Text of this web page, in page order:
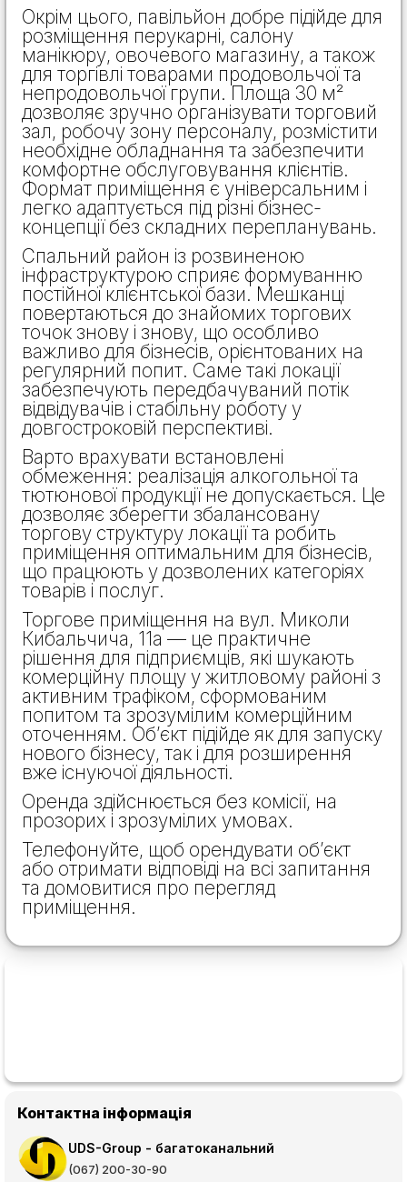
Окрім цього, павільйон добре підійде для
розміщення перукарні, салону
манікюру, овочевого магазину, а також
для торгівлі товарами продовольчої та
непродовольчої групи. Площа 30 м²
дозволяє зручно організувати торговий
зал, робочу зону персоналу, розмістити
необхідне обладнання та забезпечити
комфортне обслуговування клієнтів.
Формат приміщення є універсальним і
легко адаптується під різні бізнес-
концепції без складних перепланувань.
Спальний район із розвиненою
інфраструктурою сприяє формуванню
постійної клієнтської бази. Мешканці
повертаються до знайомих торгових
точок знову і знову, що особливо
важливо для бізнесів, орієнтованих на
регулярний попит. Саме такі локації
забезпечують передбачуваний потік
відвідувачів і стабільну роботу у
довгостроковій перспективі.
Варто врахувати встановлені
обмеження: реалізація алкогольної та
тютюнової продукції не допускається. Це
дозволяє зберегти збалансовану
торгову структуру локації та робить
приміщення оптимальним для бізнесів,
що працюють у дозволених категоріях
товарів і послуг.
Торгове приміщення на вул. Миколи
Кибальчича, 11а — це практичне
рішення для підприємців, які шукають
комерційну площу у житловому районі з
активним трафіком, сформованим
попитом та зрозумілим комерційним
оточенням. Об’єкт підійде як для запуску
нового бізнесу, так і для розширення
вже існуючої діяльності.
Оренда здійснюється без комісії, на
прозорих і зрозумілих умовах.
Телефонуйте, щоб орендувати об’єкт
або отримати відповіді на всі запитання
та домовитися про перегляд
приміщення.
Контактна інформація
UDS-Group - багатоканальний
(067) 200-30-90